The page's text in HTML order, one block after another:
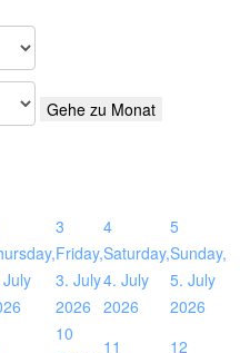
Gehe zu Monat
3
Friday,
3. July
2026
4
Saturday,
4. July
2026
5
Sunday,
5. July
2026
10
11
12